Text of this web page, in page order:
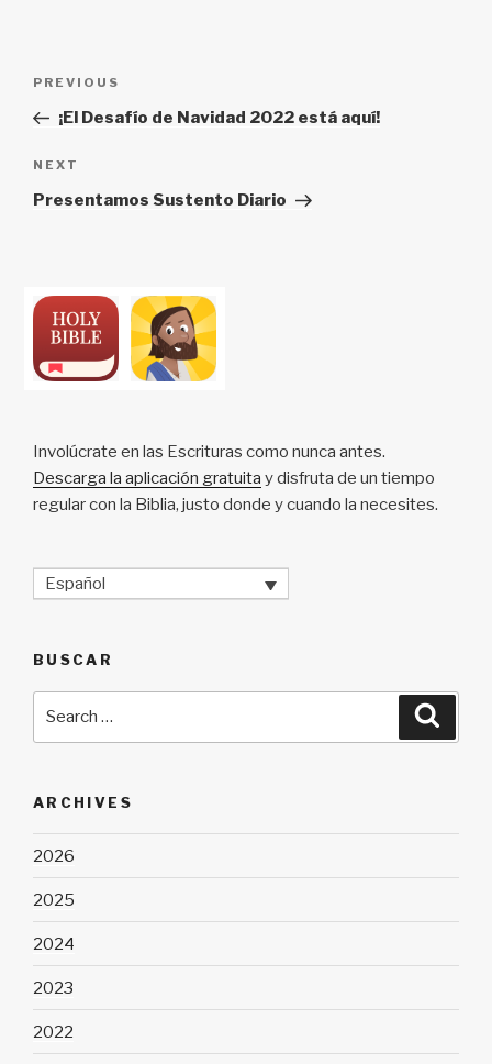
Previous
Post
PREVIOUS
¡El Desafío de Navidad 2022 está aquí!
Next
Post
NEXT
Presentamos Sustento Diario
Involúcrate en las Escrituras como nunca antes.
Descarga la aplicación gratuita y disfruta de un tiempo
regular con la Biblia, justo donde y cuando la necesites.
Español
BUSCAR
ARCHIVES
2026
2025
2024
2023
2022